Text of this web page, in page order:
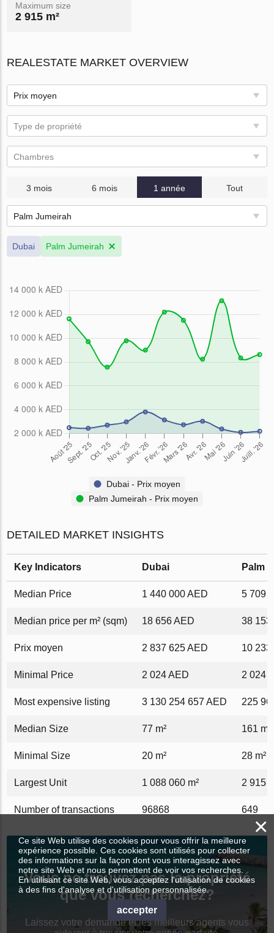
Maximum size
2 915 m²
REALESTATE MARKET OVERVIEW
Prix ​​moyen
Type de propriété
Chambres
3 mois 6 mois 1 année Tout
Palm Jumeirah
Dubai Palm Jumeirah
Dubai - Prix ​​moyen
Palm Jumeirah - Prix ​​moyen
DETAILED MARKET INSIGHTS
Key Indicators Dubai Palm
Median Price 1 440 000 AED 5 709
Median price per m² (sqm) 18 656 AED 38 153
Prix ​​moyen 2 837 625 AED 10
Minimal Price 2 024 AED 2 024
Most expensive listing 3 130 254 657 AED 225
Median Size 77 m² 161 m²
Minimal Size 20 m² 28 m²
Largest Unit 1 088 060 m² 2 915
Number of transactions 96868 649
Vous ne trouvez pas la propriété
que vous recherchez?
Laissez votre demande et les meilleurs agents vous
×
Ce site Web utilise des cookies pour vous offrir la meilleure
expérience possible. Ces cookies sont utilisés pour collecter
des informations sur la façon dont vous interagissez avec
notre site Web et nous permettent de voir vos recherches.
En utilisant ce site Web, vous acceptez l'utilisation de cookies
à des fins d'analyse et d'utilisation personnalisée.
accepter